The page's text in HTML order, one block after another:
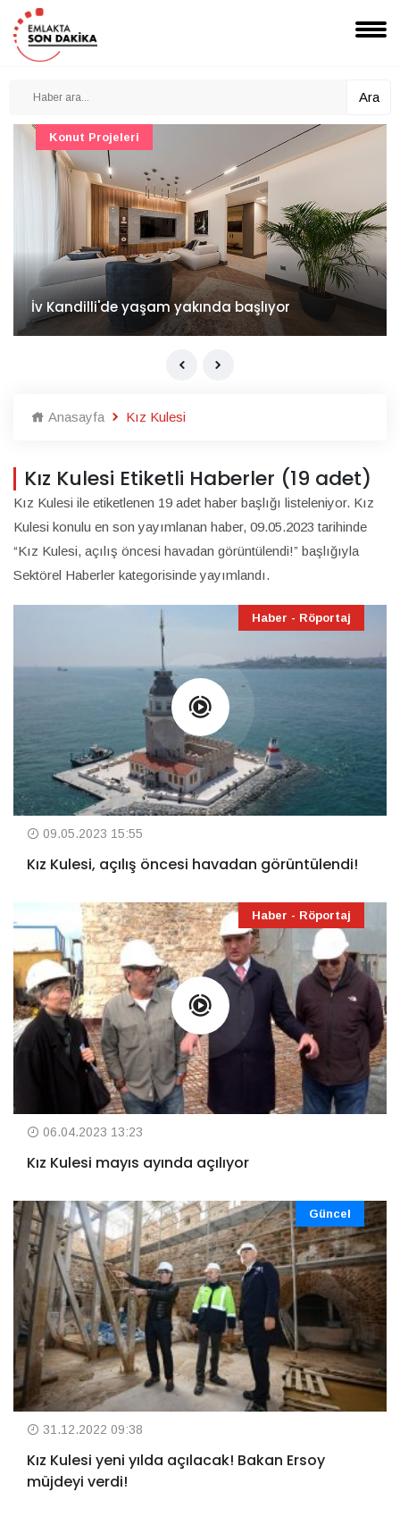
Ara
İv Kandilli'de yaşam yakında başlıyor
Konut Projeleri
Anasayfa Kız Kulesi
Kız Kulesi Etiketli Haberler (19 adet)
Kız Kulesi ile etiketlenen 19 adet haber başlığı listeleniyor. Kız
Kulesi konulu en son yayımlanan haber, 09.05.2023 tarihinde
“Kız Kulesi, açılış öncesi havadan görüntülendi!” başlığıyla
Sektörel Haberler kategorisinde yayımlandı.
Haber - Röportaj
09.05.2023 15:55
Kız Kulesi, açılış öncesi havadan görüntülendi!
Haber - Röportaj
06.04.2023 13:23
Kız Kulesi mayıs ayında açılıyor
Güncel
31.12.2022 09:38
Kız Kulesi yeni yılda açılacak! Bakan Ersoy
müjdeyi verdi!